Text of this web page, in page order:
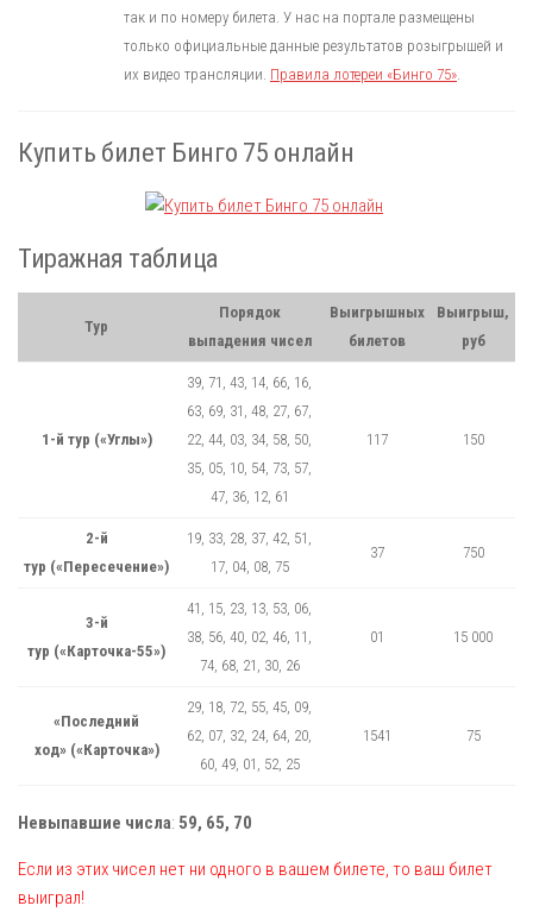
так и по номеру билета. У нас на портале размещены
только официальные данные результатов розыгрышей и
их видео трансляции. Правила лотереи «Бинго 75».
Купить билет Бинго 75 онлайн
Тиражная таблица
Тур
Порядок
выпадения чисел
Выигрышных
билетов
Выигрыш,
руб
1-й тур («Углы»)
39, 71, 43, 14, 66, 16,
63, 69, 31, 48, 27, 67,
22, 44, 03, 34, 58, 50,
35, 05, 10, 54, 73, 57,
47, 36, 12, 61
117 150
2-й
тур («Пересечение»)
19, 33, 28, 37, 42, 51,
17, 04, 08, 75
37 750
3-й
тур («Карточка-55»)
41, 15, 23, 13, 53, 06,
38, 56, 40, 02, 46, 11,
74, 68, 21, 30, 26
01 15 000
«Последний
ход» («Карточка»)
29, 18, 72, 55, 45, 09,
62, 07, 32, 24, 64, 20,
60, 49, 01, 52, 25
1541 75
Невыпавшие числа: 59, 65, 70
Если из этих чисел нет ни одного в вашем билете, то ваш билет
выиграл!